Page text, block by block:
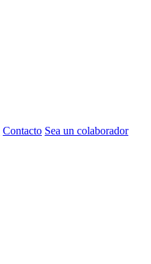
Contacto Sea un colaborador